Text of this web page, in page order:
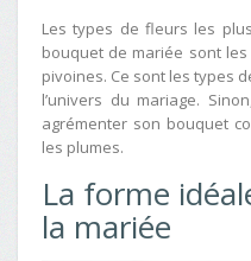
Les types de fleurs les
bouquet de mariée sont
pivoines. Ce sont les types
l’univers du mariage.
agrémenter son bouquet
les plumes.
La forme
la mariée